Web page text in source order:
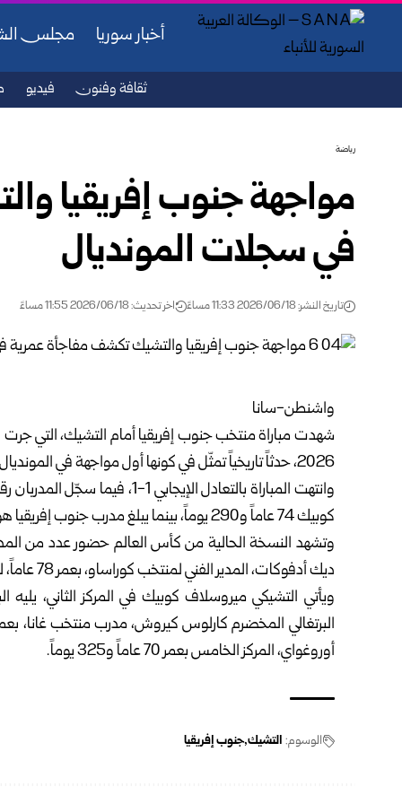
أخبار سوريا مجلس
ثقافة وفنون فيديو
رياضة
مواجهة جنوب إفريقيا
في سجلات المونديال
تاريخ النشر: 2026/06/18 11:33 مساءً اخر تحديث: 2026/06/18 11:55 مساءً
واشنطن-سانا‏
شهدت مباراة منتخب جنوب إفريقيا أمام التشيك، التي
2026، حدثاً تاريخياً تمثّل في كونها أول مواجهة ‌‏في المونديال تجمع بين مدربين تجاوزا سن السبعين.‏ ‏
وانتهت المباراة بالتعادل
كوبيك 74 عاماً و290 يوماً، بينما يبلغ ‌‏مدرب جنوب إفريقيا هوغو بروس 74 عاماً و69 يوماً.‏
وتشهد النسخة الحالية من كأس العالم حضور عدد من
ديك أدفوكات، المدير الفني لمنتخب كوراساو، بعمر ‌‌‏78 عاماً، ليكون الأكبر سناً في البطولة.‏
ويأتي التشيكي ميروسلاف كوبيك في المركز الثاني،
أوروغواي، ‌‏المركز الخامس بعمر 70 عاماً و325 يوماً.
الوسوم: التشيك جنوب إفريقيا